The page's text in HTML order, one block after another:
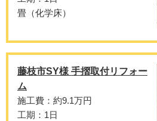
畳（化学床）
藤枝市SY様 手摺取付リフォー
ム
施工費：約9.1万円
工期：1日